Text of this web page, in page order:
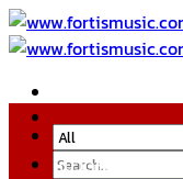
Skip
to
Search
หมวดหมู่สินค้า